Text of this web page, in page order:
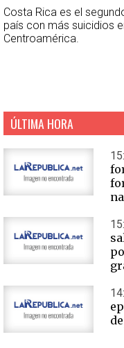
Costa Rica es el
país con más suicidios
Centroamérica.
ÚLTIMA HORA